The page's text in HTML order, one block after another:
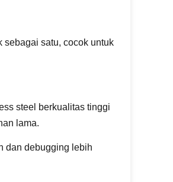
sebagai satu, cocok untuk
steel berkualitas tinggi
lama.
dan debugging lebih